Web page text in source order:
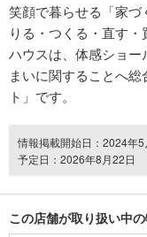
笑顔で暮らせる「家
りる・つくる・直す
ハウスは、体感ショ
まいに関することへ
ト」です。
情報掲載開始日：2024年
予定日：2026年8月22日
この店舗が取り扱い中